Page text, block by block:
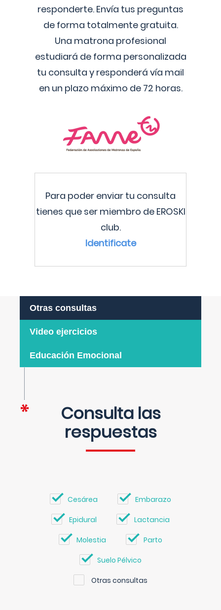
responderte. Envía tus preguntas
de forma totalmente gratuita.
Una matrona profesional
estudiará de forma personalizada
tu consulta y responderá vía mail
en un plazo máximo de 72 horas.
Para poder enviar tu consulta
tienes que ser miembro de EROSKI
club.
Identificate
Otras consultas
Video ejercicios
Educación Emocional
Consulta las
respuestas
Cesárea Embarazo
Epidural Lactancia
Molestia Parto
Suelo Pélvico
Otras consultas